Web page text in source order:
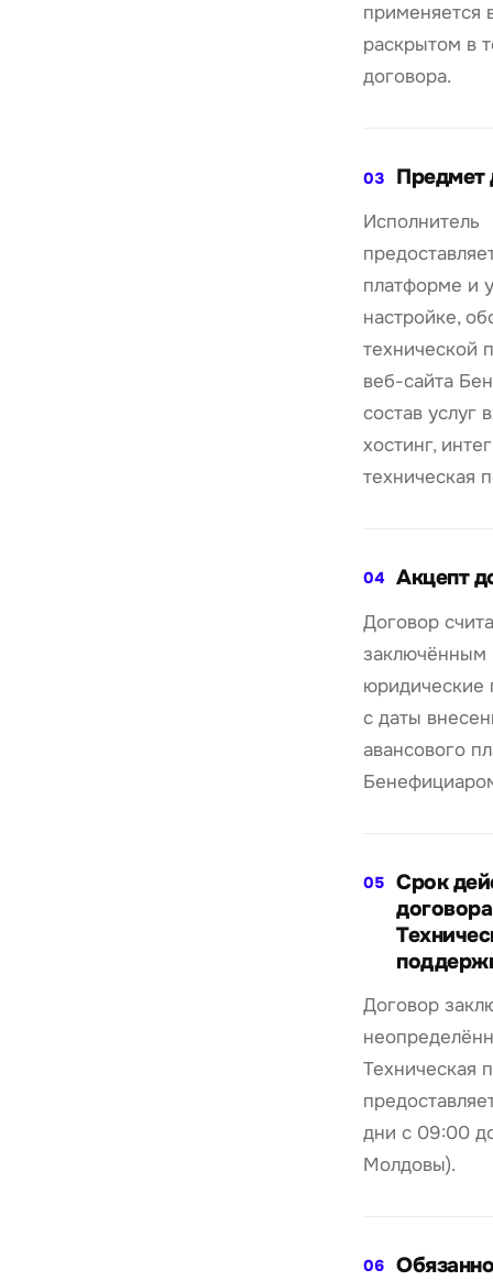
применяется
раскрытом в
договора.
03 Предмет
Исполнитель
платформе и
настройке,
технической
веб-сайта
состав услуг
хостинг,
техническая
04 Акцепт
Договор
заключённым
юридические
с даты
авансового
05
Срок
Договор
Техническая
дни с 09:00
Молдовы).
06